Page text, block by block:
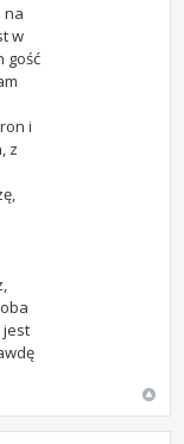
na
w
gość
i
z
jest